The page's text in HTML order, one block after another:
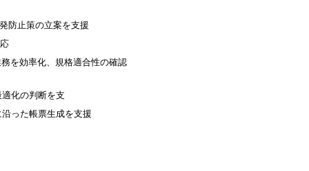
防止策の立案を支援
を効率化、規格適合性の確認
化の判断を支
った帳票生成を支援